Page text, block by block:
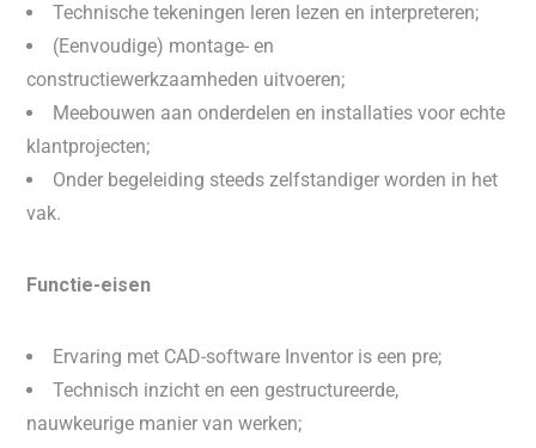
Technische tekeningen leren lezen en interpreteren;
(Eenvoudige) montage- en
constructiewerkzaamheden uitvoeren;
Meebouwen aan onderdelen en installaties voor echte
klantprojecten;
Onder begeleiding steeds zelfstandiger worden in het
vak.
Functie-eisen
Ervaring met CAD-software Inventor is een pre;
Technisch inzicht en een gestructureerde,
nauwkeurige manier van werken;